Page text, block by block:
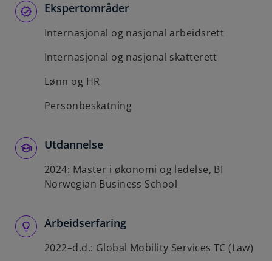
Ekspertområder
Internasjonal og nasjonal arbeidsrett
Internasjonal og nasjonal skatterett
Lønn og HR
Personbeskatning
Utdannelse
2024: Master i økonomi og ledelse, BI
Norwegian Business School
Arbeidserfaring
2022–d.d.: Global Mobility Services TC (Law)